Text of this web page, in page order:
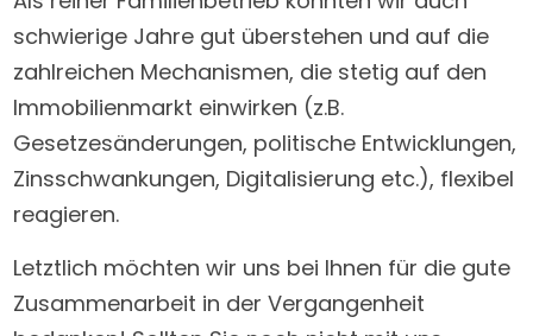
schwierige Jahre gut überstehen und auf die
zahlreichen Mechanismen, die stetig auf den
Immobilienmarkt einwirken (z.B.
Gesetzesänderungen, politische Entwicklungen,
Zinsschwankungen, Digitalisierung etc.), flexibel
reagieren.
Letztlich möchten wir uns bei Ihnen für die gute
Zusammenarbeit in der Vergangenheit